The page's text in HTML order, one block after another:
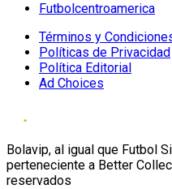
Futbolcentroamerica
Términos y
Políticas de Privacidad
Política Editorial
Ad Choices
Bolavip, al igual que Futbol
perteneciente a Better
reservados